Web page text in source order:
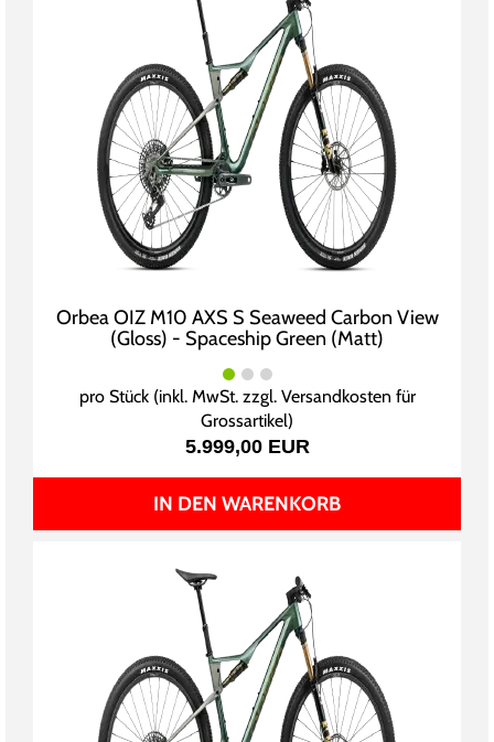
Orbea OIZ M10 AXS S Seaweed Carbon View
(Gloss) - Spaceship Green (Matt)
pro Stück (inkl. MwSt. zzgl. Versandkosten für
Grossartikel)
5.999,00 EUR
IN DEN WARENKORB